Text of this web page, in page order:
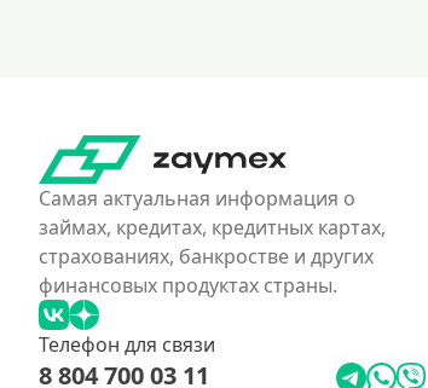
Самая актуальная информация о
займах, кредитах, кредитных картах,
страхованиях, банкростве и других
финансовых продуктах страны.
Телефон для связи
8 804 700 03 11